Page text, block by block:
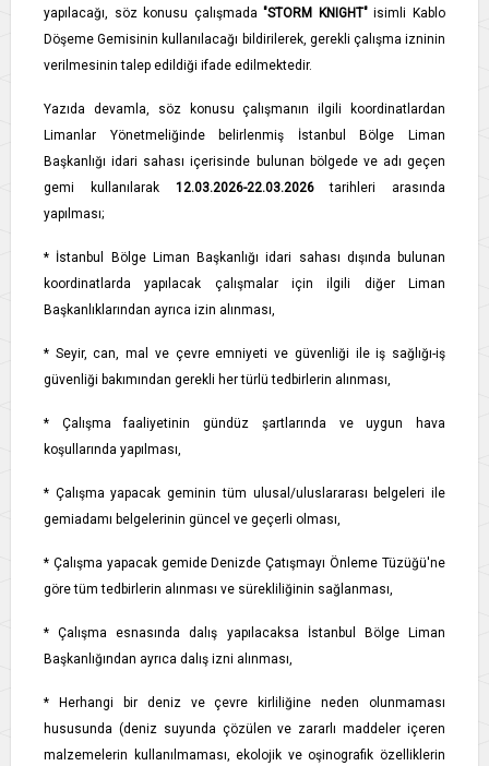
yapılacağı, söz konusu çalışmada"STORM KNIGHT"isimli Kablo
Döşeme Gemisinin kullanılacağı bildirilerek, gerekli çalışma izninin
verilmesinin talep edildiği ifade edilmektedir.
Yazıda devamla, söz konusu çalışmanın ilgili koordinatlardan
Limanlar Yönetmeliğinde belirlenmiş İstanbul Bölge Liman
Başkanlığı idari sahası içerisinde bulunan bölgede ve adı geçen
gemi kullanılarak 12.03.2026-22.03.2026tarihleri arasında
yapılması;
* İstanbul Bölge Liman Başkanlığı idari sahası dışında bulunan
koordinatlarda yapılacak çalışmalar için ilgili diğer Liman
Başkanlıklarından ayrıca izin alınması,
* Seyir, can, mal ve çevre emniyeti ve güvenliği ile iş sağlığı-iş
güvenliği bakımından gerekli her türlü tedbirlerin alınması,
* Çalışma faaliyetinin gündüz şartlarında ve uygun hava
koşullarında yapılması,
* Çalışma yapacak geminin tüm ulusal/uluslararası belgeleri ile
gemiadamı belgelerinin güncel ve geçerli olması,
* Çalışma yapacak gemide Denizde Çatışmayı Önleme Tüzüğü'ne
göre tüm tedbirlerin alınması ve sürekliliğinin sağlanması,
* Çalışma esnasında dalış yapılacaksa İstanbul Bölge Liman
Başkanlığından ayrıca dalış izni alınması,
* Herhangi bir deniz ve çevre kirliliğine neden olunmaması
hususunda (deniz suyunda çözülen ve zararlı maddeler içeren
malzemelerin kullanılmaması, ekolojik ve oşinografik özelliklerin